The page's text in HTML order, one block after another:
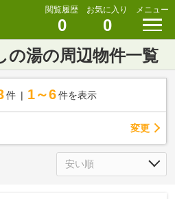
閲覧履歴
0
お気に入り
0
メニュー
の湯の周辺物件一覧
件 1～6 件を表示
変更